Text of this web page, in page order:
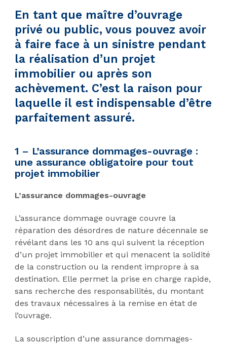
En tant que maître d’ouvrage
privé ou public, vous pouvez avoir
à faire face à un sinistre pendant
la réalisation d’un projet
immobilier ou après son
achèvement. C’est la raison pour
laquelle il est indispensable d’être
parfaitement assuré.
1 – L’assurance dommages-ouvrage :
une assurance obligatoire pour tout
projet immobilier
L’assurance dommages-ouvrage
L’assurance dommage ouvrage couvre la
réparation des désordres de nature décennale se
révélant dans les 10 ans qui suivent la réception
d’un projet immobilier et qui menacent la solidité
de la construction ou la rendent impropre à sa
destination. Elle permet la prise en charge rapide,
sans recherche des responsabilités, du montant
des travaux nécessaires à la remise en état de
l’ouvrage.
La souscription d’une assurance dommages-